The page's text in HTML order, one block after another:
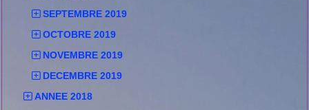
SEPTEMBRE 2019
OCTOBRE 2019
NOVEMBRE 2019
DECEMBRE 2019
ANNEE 2018